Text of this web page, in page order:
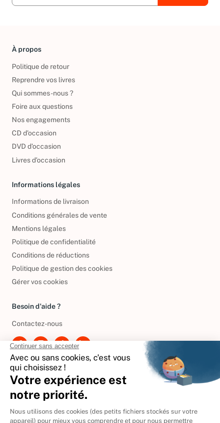
À propos
Politique de retour
Reprendre vos livres
Qui sommes-nous ?
Foire aux questions
Nos engagements
CD d'occasion
DVD d'occasion
Livres d’occasion
Informations légales
Informations de livraison
Conditions générales de vente
Mentions légales
Politique de confidentialité
Conditions de réductions
Politique de gestion des cookies
Gérer vos cookies
Besoin d'aide ?
Contactez-nous
International
🇪🇸Espagne
🇩🇪Allemagne
🇮🇹 Italie